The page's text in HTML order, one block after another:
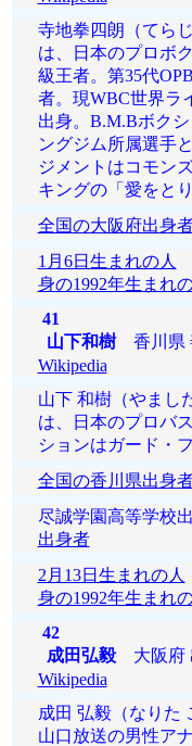
寺地拳四朗（てら
は、日本のプロボ
級王者。第35代
者。現WBC世界ラ
出身。B.M.Bボク
ングジム所属選手
ジメントはコモン
キングの「愛をと
全国の大阪府出身
1月6日生まれの人
身の1992年生まれ
41
山下和樹香川県
Wikipedia
山下 和樹（やまし
は、日本のプロバ
ションはガード・
全国の香川県出身
尽誠学園高等学
出身者
2月13日生まれの人
身の1992年生まれ
42
成田弘毅大阪府
Wikipedia
成田 弘毅（なりた
山口放送の男性ア